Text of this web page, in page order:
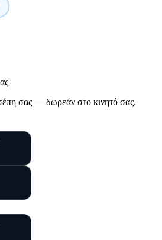
σας — δωρεάν στο κινητό σας.